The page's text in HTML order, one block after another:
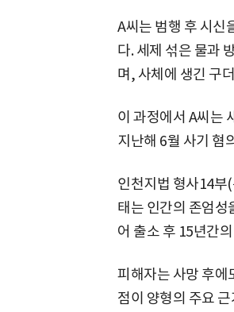
A씨는 범행 후 시신
다. 세제 섞은 물과
며, 사체에 생긴 구
이 과정에서 A씨는
지난해 6월 사기 혐
인천지법 형사14부
태는 인간의 존엄
어 출소 후 15년간
피해자는 사망 후에
점이 양형의 주요